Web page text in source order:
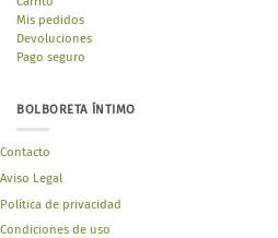
Mis pedidos
Devoluciones
Pago seguro
BOLBORETA ÍNTIMO
Contacto
Aviso Legal
Política de privacidad
Condiciones de uso